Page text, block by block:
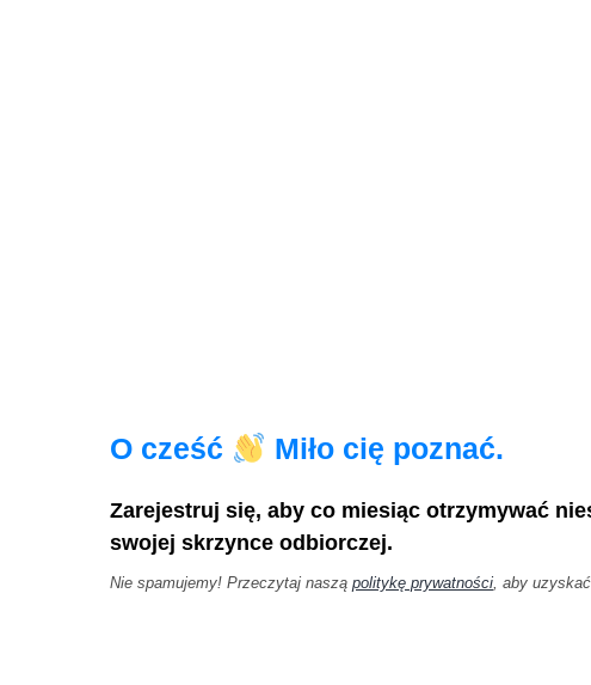
O cześć Miło cię poznać.
Zarejestruj się, aby co miesiąc otrzymywać
swojej skrzynce odbiorczej.
Nie spamujemy! Przeczytaj nasząpolitykę prywatności, aby